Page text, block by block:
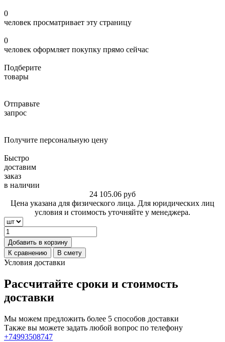
0
человек просматривает эту страницу
0
человек оформляет покупку прямо сейчас
Подберите
товары
Отправьте
запрос
Получите персональную цену
Быстро
доставим
заказ
в наличии
24 105.06 руб
Цена указана для физического лица. Для юридических лиц
условия и стоимость уточняйте у менеджера.
Добавить в корзину
К сравнению
В смету
Условия доставки
Рассчитайте сроки и стоимость
доставки
Мы можем предложить более 5 способов доставки
Также вы можете задать любой вопрос по телефону
+74993508747